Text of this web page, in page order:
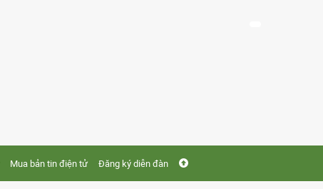
Mua bản tin điện tử Đăng ký diễn đàn